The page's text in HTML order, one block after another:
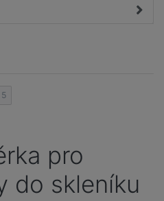
5
pro
do skleníku